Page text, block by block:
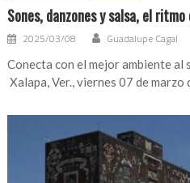
Sones, danzones y salsa, el
2025/03/08 Guadalupe Cagal
Conecta con el mejor ambiente al
Xalapa, Ver., viernes 07 de marzo